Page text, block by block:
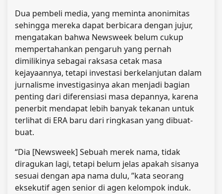
Dua pembeli media, yang meminta anonimitas
sehingga mereka dapat berbicara dengan jujur,
mengatakan bahwa Newsweek belum cukup
mempertahankan pengaruh yang pernah
dimilikinya sebagai raksasa cetak masa
kejayaannya, tetapi investasi berkelanjutan dalam
jurnalisme investigasinya akan menjadi bagian
penting dari diferensiasi masa depannya, karena
penerbit mendapat lebih banyak tekanan untuk
terlihat di ERA baru dari ringkasan yang dibuat-
buat.
“Dia [Newsweek] Sebuah merek nama, tidak
diragukan lagi, tetapi belum jelas apakah sisanya
sesuai dengan apa nama dulu, ”kata seorang
eksekutif agen senior di agen kelompok induk.